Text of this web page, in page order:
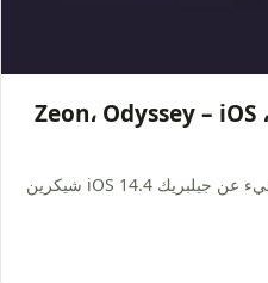
جلبريك iOS 14.4 شيكرين، Zeon، Odyssey – iOS
جلبريك iOS 14.4 ستتعلم هنا كل شيء عن جيلبريك iOS 14.4 شيكرين